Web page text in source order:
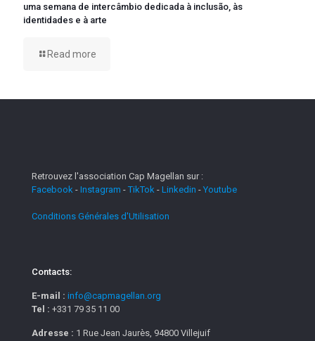
uma semana de intercâmbio dedicada à inclusão, às
identidades e à arte
Read more
Retrouvez l'association Cap Magellan sur :
Facebook - Instagram -TikTok - Linkedin - Youtube
Conditions Générales d'Utilisation
Contacts:
E-mail : info@capmagellan.org
Tel : +331 79 35 11 00
Adresse : 1 Rue Jean Jaurès, 94800 Villejuif